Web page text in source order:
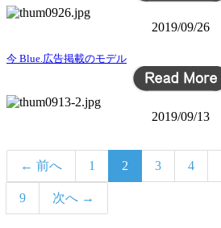
2019/09/26
今 Blue.広告掲載のモデル
2019/09/13
← 前へ 1 2 3 4
9 次へ →